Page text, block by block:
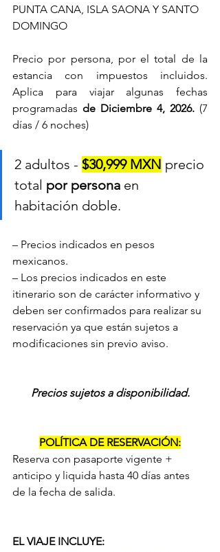
PUNTA CANA, ISLA SAONA Y SANTO
DOMINGO
Precio por persona, por el total de la
estancia con impuestos incluidos.
Aplica para viajar algunas fechas
programadas de Diciembre 4, 2026. (7
días / 6 noches)
2 adultos - $30,999 MXN precio
total por persona en
habitación doble.
– Precios indicados en pesos
mexicanos.
– Los precios indicados en este
itinerario son de carácter informativo y
deben ser confirmados para realizar su
reservación ya que están sujetos a
modificaciones sin previo aviso.
Precios sujetos a disponibilidad.
POLÍTICA DE RESERVACIÓN:
Reserva con pasaporte vigente +
anticipo y liquida hasta 40 días antes
de la fecha de salida.
EL VIAJE INCLUYE: